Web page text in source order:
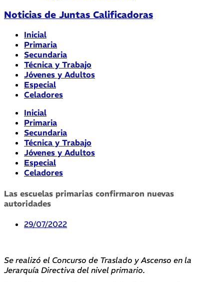
Noticias de Juntas Calificadoras
Inicial
Primaria
Secundaria
Técnica y Trabajo
Jóvenes y Adultos
Especial
Celadores
Inicial
Primaria
Secundaria
Técnica y Trabajo
Jóvenes y Adultos
Especial
Celadores
Las escuelas primarias confirmaron nuevas
autoridades
29/07/2022
Se realizó el Concurso de Traslado y Ascenso en la
Jerarquía Directiva del nivel primario.